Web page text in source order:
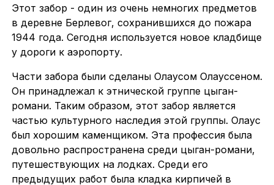
Этот забор - один из очень немногих предметов
в деревне Берлевог, сохранившихся до пожара
1944 года. Сегодня используется новое кладбище
у дороги к аэропорту.
Части забора были сделаны Олаусом Олауссеном.
Он принадлежал к этнической группе цыган-
романи. Таким образом, этот забор является
частью культурного наследия этой группы. Олаус
был хорошим каменщиком. Эта профессия была
довольно распространена среди цыган-романи,
путешествующих на лодках. Среди его
предыдущих работ была кладка кирпичей в